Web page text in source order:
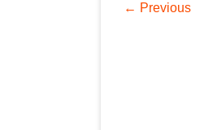
← Previous